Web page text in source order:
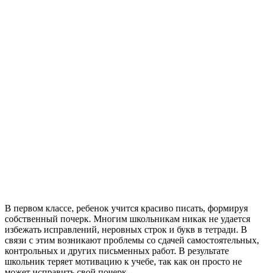
В первом классе, ребенок учится красиво писать, формируя
собственный почерк. Многим школьникам никак не удается
избежать исправлений, неровных строк и букв в тетради. В
связи с этим возникают проблемы со сдачей самостоятельных,
контрольных и других письменных работ. В результате
школьник теряет мотивацию к учебе, так как он просто не